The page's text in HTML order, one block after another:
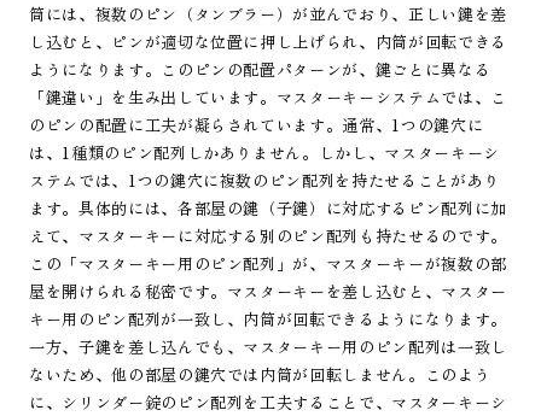
筒には、複数のピン（タンブラー）が並んでおり、正しい鍵を差
し込むと、ピンが適切な位置に押し上げられ、内筒が回転できる
ようになります。このピンの配置パターンが、鍵ごとに異なる
「鍵違い」を生み出しています。マスターキーシステムでは、こ
のピンの配置に工夫が凝らされています。通常、1つの鍵穴に
は、1種類のピン配列しかありません。しかし、マスターキーシ
ステムでは、1つの鍵穴に複数のピン配列を持たせることがあり
ます。具体的には、各部屋の鍵（子鍵）に対応するピン配列に加
えて、マスターキーに対応する別のピン配列も持たせるのです。
この「マスターキー用のピン配列」が、マスターキーが複数の部
屋を開けられる秘密です。マスターキーを差し込むと、マスター
キー用のピン配列が一致し、内筒が回転できるようになります。
一方、子鍵を差し込んでも、マスターキー用のピン配列は一致し
ないため、他の部屋の鍵穴では内筒が回転しません。このよう
に、シリンダー錠のピン配列を工夫することで、マスターキーシ